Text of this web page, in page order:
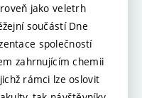
jako veletrh
součástí Dne
společností
zahrnujícím chemii
rámci lze oslovit